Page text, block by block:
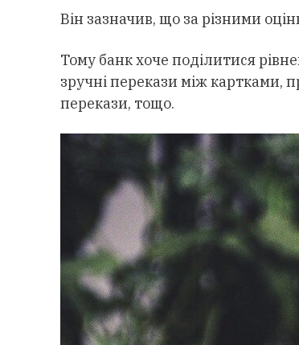
Він зазначив, що за різними
Тому банк хоче поділитися
зручні перекази між картками,
перекази, тощо.